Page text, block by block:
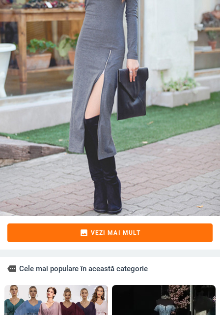
image VEZI MAI MULT
more Cele mai populare în această categorie